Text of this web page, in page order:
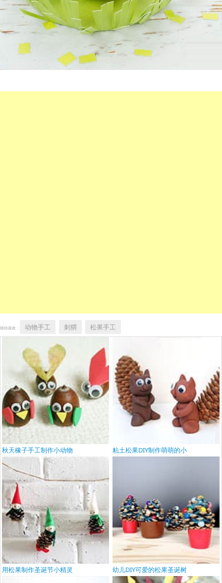
猜你喜欢： 动物手工 刺猬 松果手工
秋天橡子手工制作小动物 粘土松果DIY制作萌萌的小
用松果制作圣诞节小精灵 幼儿DIY可爱的松果圣诞树